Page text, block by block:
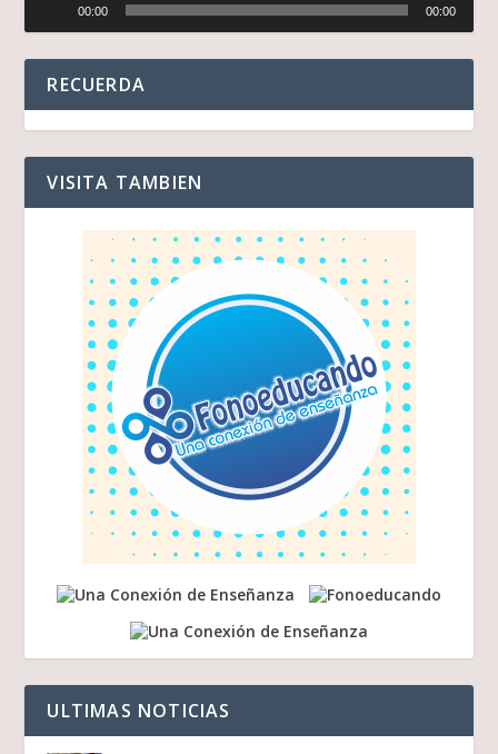
audio
00:00 00:00
RECUERDA
VISITA TAMBIEN
ULTIMAS NOTICIAS